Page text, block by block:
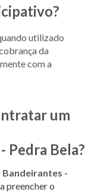
utilizado
da
com a
um
Pedra Bela?
Bandeirantes -
preencher o